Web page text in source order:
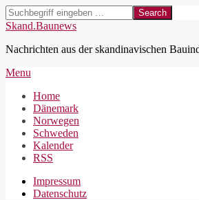
Skip
to
Search
Skand.Baunews
Nachrichten aus der skandinavischen
Secondary
Menu
Menu
Home
Dänemark
Norwegen
Schweden
Kalender
RSS
Impressum
Datenschutz